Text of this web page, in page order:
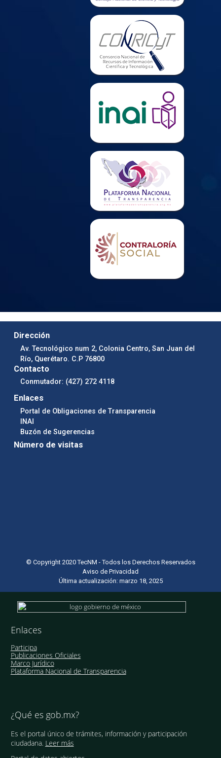
Dirección
Av. Tecnológico num 2, Colonia Centro, San Juan del
Río, Querétaro. C.P 76800
Contacto
Conmutador: (427) 272 4118
Enlaces
Portal de Obligaciones de Transparencia
INAI
Buzón de Sugerencias
Número de visitas
© Copyright 2020 TecNM - Todos los Derechos Reservados
Aviso de Privacidad
Última actualización: marzo 18, 2025
Enlaces
Participa
Publicaciones Oficiales
Marco Jurídico
Plataforma Nacional de Transparencia
¿Qué es gob.mx?
Es el portal único de trámites, información y participación
ciudadana. Leer más